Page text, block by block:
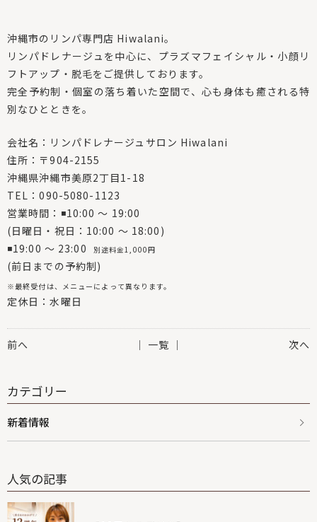
沖縄市のリンパ専門店 Hiwalani。
リンパドレナージュを中心に、プラズマフェイシャル・小顔リ
フトアップ・脱毛をご提供しております。
完全予約制・個室の落ち着いた空間で、心も身体も癒される特
別なひとときを。
会社名：リンパドレナージュサロン Hiwalani
住所：〒904-2155
沖縄県沖縄市美原2丁目1-18
TEL：090-5080-1123
営業時間：◾10:00 〜 19:00
(日曜日・祝日：10:00 〜 18:00)
◾19:00 〜 23:00
別途料金1,000円
(前日までの予約制)
※最終受付は、メニューによって異なります。
定休日：水曜日
前へ 次へ
│ 一覧 │
カテゴリー
新着情報
人気の記事